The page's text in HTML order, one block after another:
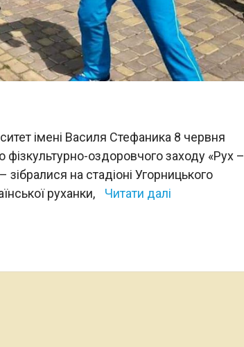
імені Василя Стефаника 8 червня
оздоровчого заходу «Рух –
на стадіоні Угорницького
руханки,
Читати далі